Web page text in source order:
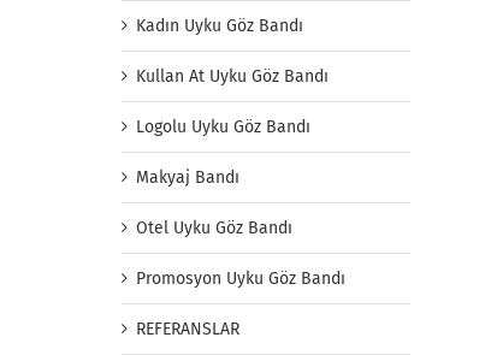
Kadın Uyku Göz Bandı
Kullan At Uyku Göz Bandı
Logolu Uyku Göz Bandı
Makyaj Bandı
Otel Uyku Göz Bandı
Promosyon Uyku Göz Bandı
REFERANSLAR